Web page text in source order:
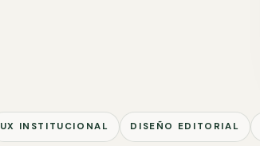
UX INSTITUCIONAL DISEÑO EDITORIAL